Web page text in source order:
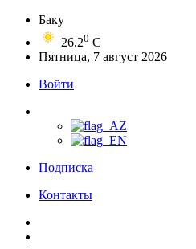
Баку
26.20 C
Пятница, 7 август 2026
Войти
Подписка
Контакты